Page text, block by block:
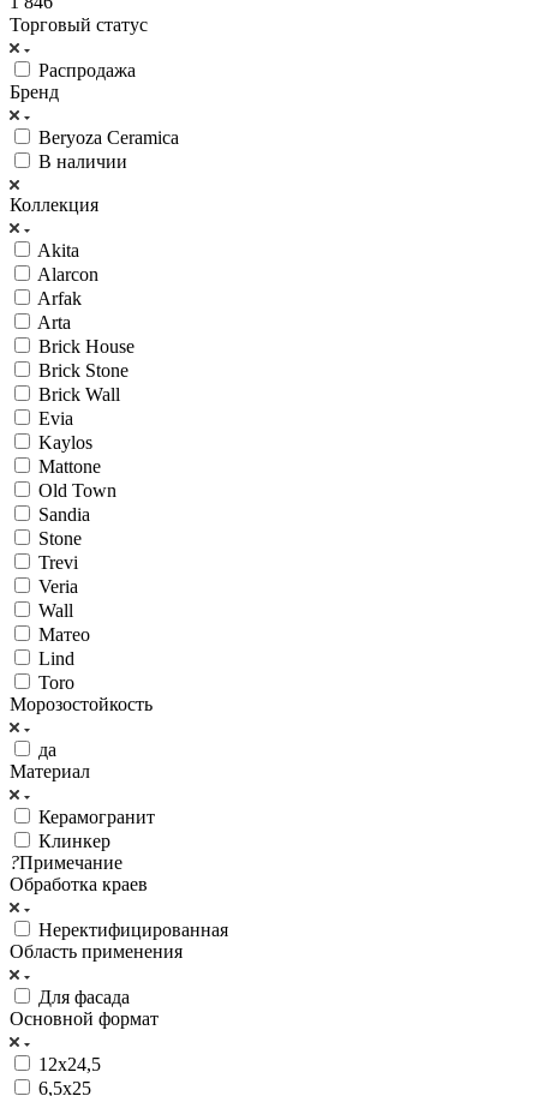
Торговый статус
Распродажа
Бренд
Beryoza Ceramica
В наличии
Коллекция
Akita
Alarcon
Arfak
Arta
Brick House
Brick Stone
Brick Wall
Evia
Kaylos
Mattone
Old Town
Sandia
Stone
Trevi
Veria
Wall
Матео
Lind
Toro
Морозостойкость
да
Материал
Керамогранит
Клинкер
?Примечание
Обработка краев
Неректифицированная
Область применения
Для фасада
Основной формат
12х24,5
6,5х25